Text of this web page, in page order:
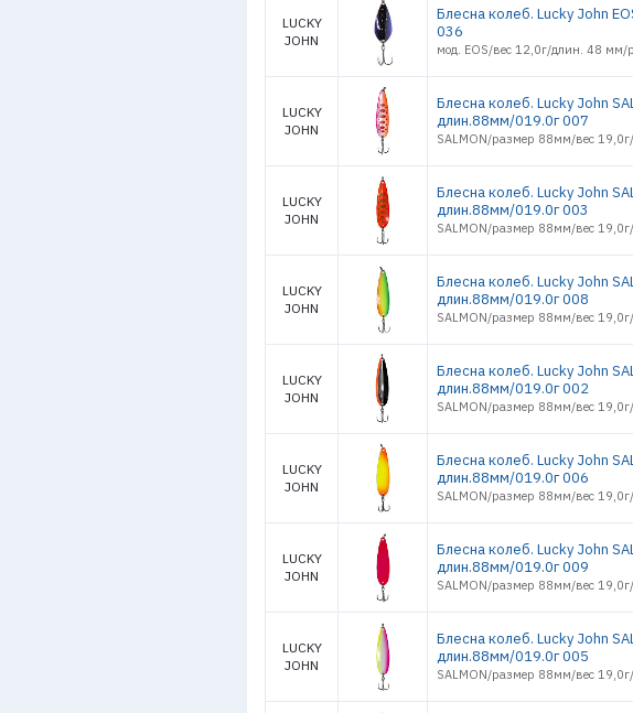
LUCKY
JOHN
Блесна колеб. Lucky John
036
мод. EOS/вес 12,0г/длин. 48 мм/
LUCKY
JOHN
Блесна колеб. Lucky John
длин.88мм/019.0г 007
SALMON/размер 88мм/вес
LUCKY
JOHN
Блесна колеб. Lucky John
длин.88мм/019.0г 003
SALMON/размер 88мм/вес
LUCKY
JOHN
Блесна колеб. Lucky John
длин.88мм/019.0г 008
SALMON/размер 88мм/вес
LUCKY
JOHN
Блесна колеб. Lucky John
длин.88мм/019.0г 002
SALMON/размер 88мм/вес
LUCKY
JOHN
Блесна колеб. Lucky John
длин.88мм/019.0г 006
SALMON/размер 88мм/вес
LUCKY
JOHN
Блесна колеб. Lucky John
длин.88мм/019.0г 009
SALMON/размер 88мм/вес
LUCKY
JOHN
Блесна колеб. Lucky John
длин.88мм/019.0г 005
SALMON/размер 88мм/вес